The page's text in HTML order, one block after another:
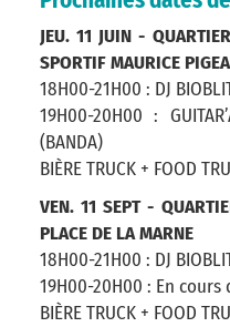
JEU. 11 JUIN -
SPORTIF MAURICE
18H00-21H00 : DJ
19H00-20H00 :
(BANDA)
BIÈRE TRUCK + FOOD
VEN. 11 SEPT -
PLACE DE LA MARNE
18H00-21H00 : DJ
19H00-20H00 : En
BIÈRE TRUCK + FOOD